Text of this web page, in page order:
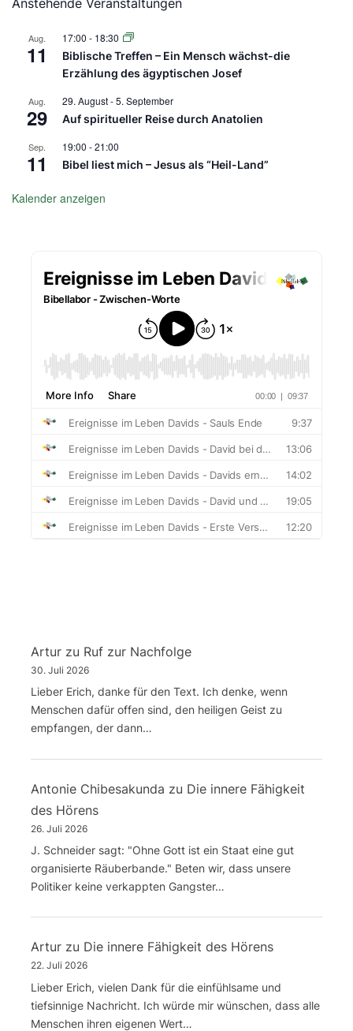
Anstehende Veranstaltungen
Aug.
11
17:00 - 18:30
Biblische Treffen – Ein Mensch wächst-die
Erzählung des ägyptischen Josef
Aug.
29
29. August-5. September
Auf spiritueller Reise durch Anatolien
Sep.
11
19:00 -21:00
Bibel liest mich – Jesus als “Heil-Land”
Kalender anzeigen
Artur zu Ruf zur Nachfolge
30. Juli 2026
Lieber Erich, danke für den Text. Ich denke, wenn
Menschen dafür offen sind, den heiligen Geist zu
empfangen, der dann…
Antonie Chibesakunda zu Die innere Fähigkeit
des Hörens
26. Juli 2026
J. Schneider sagt: "Ohne Gott ist ein Staat eine gut
organisierte Räuberbande." Beten wir, dass unsere
Politiker keine verkappten Gangster…
Artur zu Die innere Fähigkeit des Hörens
22. Juli 2026
Lieber Erich, vielen Dank für die einfühlsame und
tiefsinnige Nachricht. Ich würde mir wünschen, dass alle
Menschen ihren eigenen Wert…